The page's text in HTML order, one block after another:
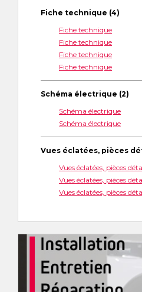
Fiche technique (4)
Fiche technique
Fiche technique
Fiche technique
Fiche technique
Schéma électrique (2)
Schéma électrique
Schéma électrique
Vues éclatées, pièces
Vues éclatées, pièces
Vues éclatées, pièces
Vues éclatées, pièces